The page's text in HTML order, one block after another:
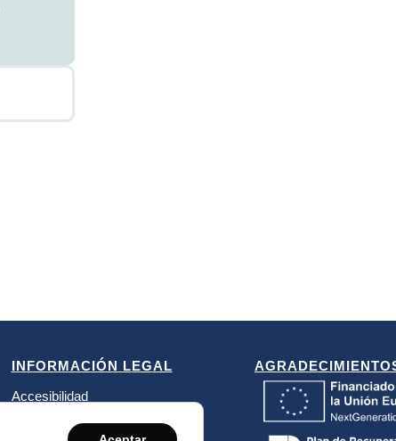
INFORMACIÓN LEGAL
Accesibilidad